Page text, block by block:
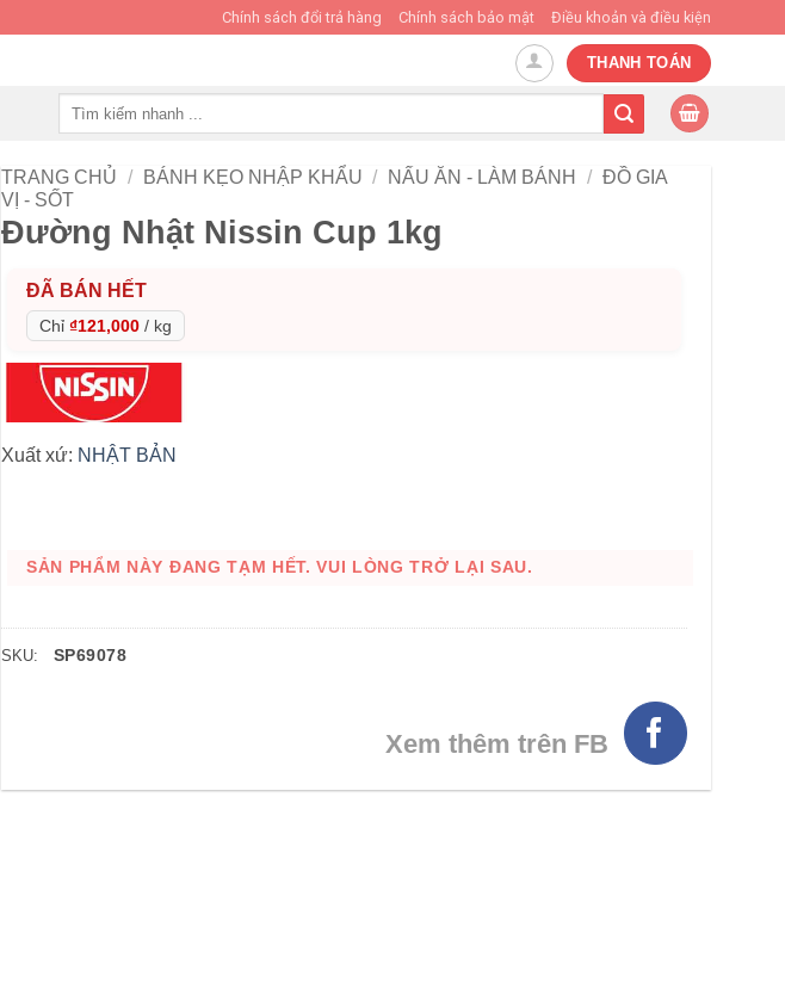
Chính sách đổi trả hàng Chính sách bảo mật Điều khoản và điều kiện
THANH TOÁN
TRANG CHỦ / BÁNH KẸO NHẬP KHẨU / NẤU ĂN - LÀM BÁNH / ĐỒ GIA
VỊ - SỐT
Đường Nhật Nissin Cup 1kg
ĐÃ BÁN HẾT
Chỉ ₫121,000 / kg
Xuất xứ: NHẬT BẢN
SẢN PHẨM NÀY ĐANG TẠM HẾT. VUI LÒNG TRỞ LẠI SAU.
SKU: SP69078
Xem thêm trên FB